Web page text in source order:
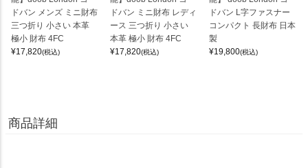
ドバン メンズ ミニ財布
三つ折り 小さい 本革
極小 財布 4FC
¥17,820(税込)
ドバン ミニ財布 レディ
ース 三つ折り 小さい
本革 極小 財布 4FC
¥17,820(税込)
ドバン L字ファスナー
コンパクト 長財布 日本
製
¥19,800(税込)
商品詳細